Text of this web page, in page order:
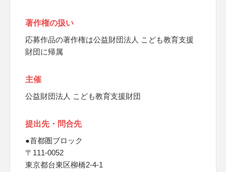
著作権の扱い
応募作品の著作権は公益財団法人 こども教育支援
財団に帰属
主催
公益財団法人 こども教育支援財団
提出先・問合先
●首都圏ブロック
〒111-0052
東京都台東区柳橋2-4-1